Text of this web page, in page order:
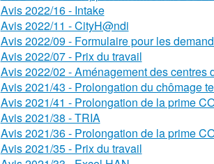
Avis 2022/16 - Intake
Avis 2022/11 - CityH@ndi
Avis 2022/09 - Formulaire pour les
Avis 2022/07 - Prix du travail
Avis 2022/02 - Aménagement des centres
Avis 2021/43 - Prolongation du chômage
Avis 2021/41 - Prolongation de la prime
Avis 2021/38 - TRIA
Avis 2021/36 - Prolongation de la prime
Avis 2021/35 - Prix du travail